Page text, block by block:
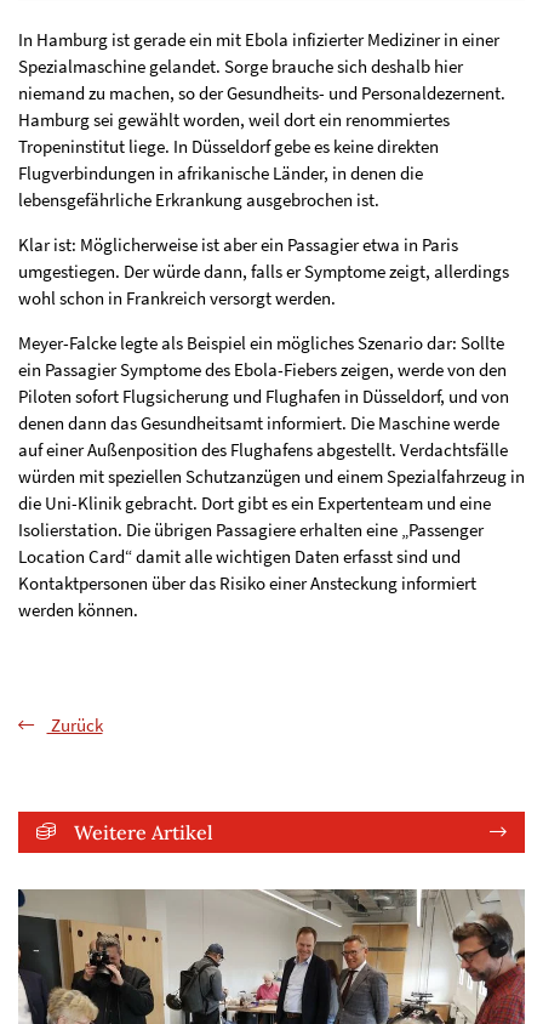
In Hamburg ist gerade ein mit Ebola infizierter Mediziner in einer
Spezialmaschine gelandet. Sorge brauche sich deshalb hier
niemand zu machen, so der Gesundheits- und Personaldezernent.
Hamburg sei gewählt worden, weil dort ein renommiertes
Tropeninstitut liege. In Düsseldorf gebe es keine direkten
Flugverbindungen in afrikanische Länder, in denen die
lebensgefährliche Erkrankung ausgebrochen ist.
Klar ist: Möglicherweise ist aber ein Passagier etwa in Paris
umgestiegen. Der würde dann, falls er Symptome zeigt, allerdings
wohl schon in Frankreich versorgt werden.
Meyer-Falcke legte als Beispiel ein mögliches Szenario dar: Sollte
ein Passagier Symptome des Ebola-Fiebers zeigen, werde von den
Piloten sofort Flugsicherung und Flughafen in Düsseldorf, und von
denen dann das Gesundheitsamt informiert. Die Maschine werde
auf einer Außenposition des Flughafens abgestellt. Verdachtsfälle
würden mit speziellen Schutzanzügen und einem Spezialfahrzeug in
die Uni-Klinik gebracht. Dort gibt es ein Expertenteam und eine
Isolierstation. Die übrigen Passagiere erhalten eine „Passenger
Location Card“ damit alle wichtigen Daten erfasst sind und
Kontaktpersonen über das Risiko einer Ansteckung informiert
werden können.
Zurück
Weitere Artikel